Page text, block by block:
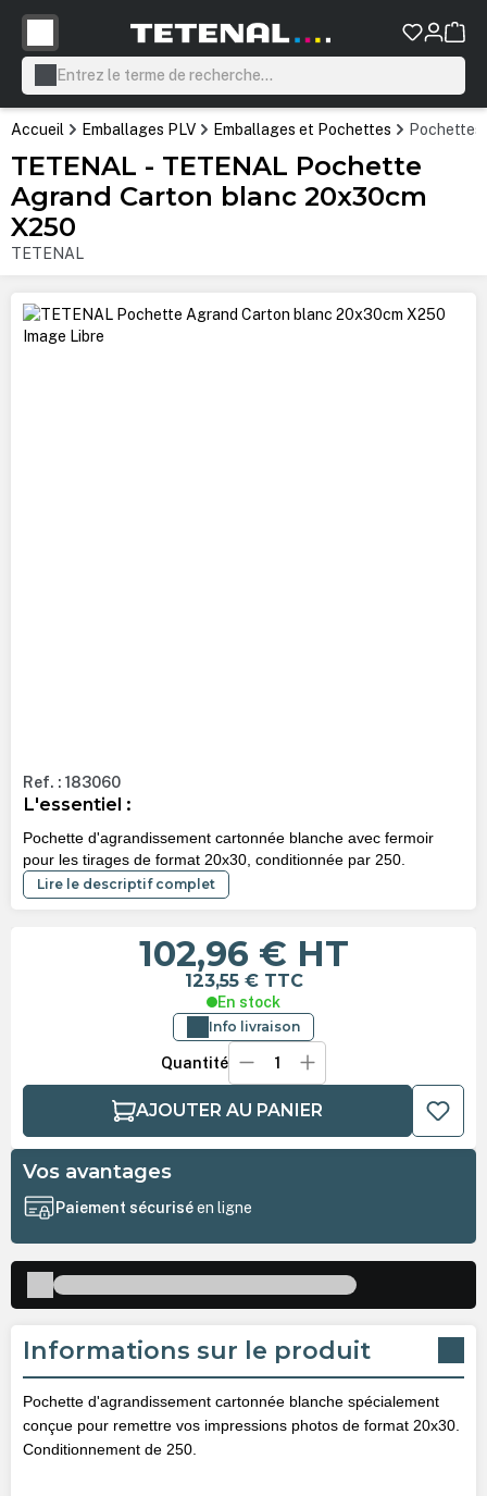
principal
Accueil Emballages PLV Emballages et Pochettes
TETENAL - TETENAL Pochette
Agrand Carton blanc 20x30cm
X250
TETENAL
Ignorer la galerie d'images
Ref. : 183060
L'essentiel :
Pochette d'agrandissement cartonnée blanche avec fermoir
pour les tirages de format 20x30, conditionnée par 250.
Lire le descriptif complet
102,96 € HT
123,55 € TTC
En stock
Info livraison
Quantité
AJOUTER AU PANIER
Vos avantages
Paiement sécuriséen ligne
Informations sur le produit
Pochette d'agrandissement cartonnée blanche spécialement
conçue pour remettre vos impressions photos de format 20x30.
Conditionnement de 250.